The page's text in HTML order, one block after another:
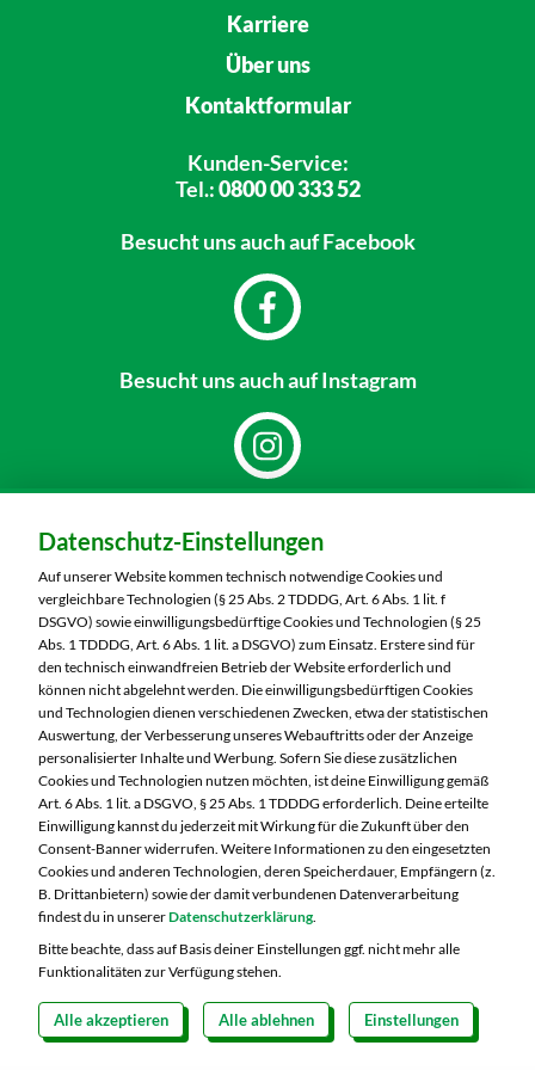
Karriere
Über uns
Kontaktformular
Kunden-Service:
Tel.:0800 00 333 52
Besucht unsauch auf Facebook
Besucht unsauch auf Instagram
MARKTKAUF Görlitz
Nieskyer Straße 100
02828 Görlitz
Telefon:03581 3670
Markt ändern
Öffnungszeiten diese Woche:
Mo:
07:00 – 20:00 Uhr
Di:
07:00 – 20:00 Uhr
Mi:
07:00 – 20:00 Uhr
Do:
07:00 – 21:00 Uhr
Fr:
07:00 – 21:00 Uhr
Copyright 2026 © MARKTKAUF Datenschutz
Impressum
Datenschutz-Einstellungen
Auf unserer Website kommen technisch notwendige Cookies und
vergleichbare Technologien (§ 25 Abs. 2 TDDDG, Art. 6 Abs. 1 lit. f
DSGVO) sowie einwilligungsbedürftige Cookies und Technologien (§ 25
Abs. 1 TDDDG, Art. 6 Abs. 1 lit. a DSGVO) zum Einsatz. Erstere sind für
den technisch einwandfreien Betrieb der Website erforderlich und
können nicht abgelehnt werden. Die einwilligungsbedürftigen Cookies
und Technologien dienen verschiedenen Zwecken, etwa der statistischen
Auswertung, der Verbesserung unseres Webauftritts oder der Anzeige
personalisierter Inhalte und Werbung. Sofern Sie diese zusätzlichen
Cookies und Technologien nutzen möchten, ist deine Einwilligung gemäß
Art. 6 Abs. 1 lit. a DSGVO, § 25 Abs. 1 TDDDG erforderlich. Deine erteilte
Einwilligung kannst du jederzeit mit Wirkung für die Zukunft über den
Consent-Banner widerrufen. Weitere Informationen zu den eingesetzten
Cookies und anderen Technologien, deren Speicherdauer, Empfängern (z.
B. Drittanbietern) sowie der damit verbundenen Datenverarbeitung
findest du in unsererDatenschutzerklärung.
Bitte beachte, dass auf Basis deiner Einstellungen ggf. nicht mehr alle
Funktionalitäten zur Verfügung stehen.
Alle akzeptieren Alle ablehnen Einstellungen